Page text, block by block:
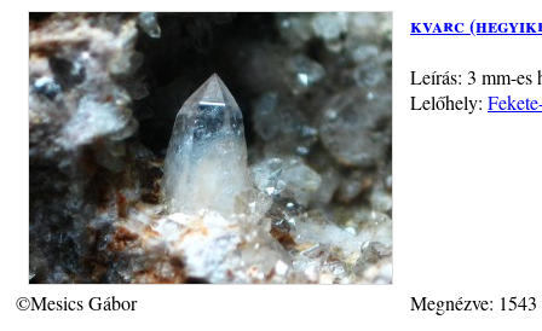
kvarc
Leírás: 3 mm-es
Lelőhely:
©Mesics Gábor Megnézve: